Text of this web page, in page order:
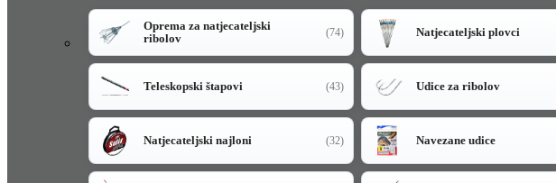
Oprema za natjecateljski
ribolov
(74) Natjecateljski plovci
Teleskopski štapovi (43) Udice za ribolov
Natjecateljski najloni (32) Navezane udice